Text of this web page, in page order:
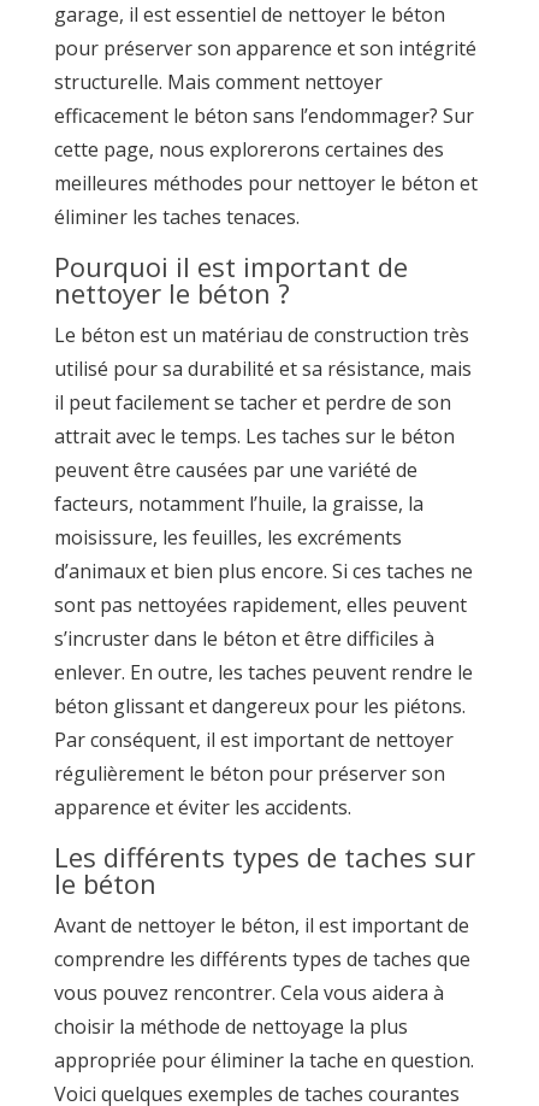
garage, il est essentiel de nettoyer le béton
pour préserver son apparence et son intégrité
structurelle. Mais comment nettoyer
efficacement le béton sans l’endommager? Sur
cette page, nous explorerons certaines des
meilleures méthodes pour nettoyer le béton et
éliminer les taches tenaces.
Pourquoi il est important de
nettoyer le béton ?
Le béton est un matériau de construction très
utilisé pour sa durabilité et sa résistance, mais
il peut facilement se tacher et perdre de son
attrait avec le temps. Les taches sur le béton
peuvent être causées par une variété de
facteurs, notamment l’huile, la graisse, la
moisissure, les feuilles, les excréments
d’animaux et bien plus encore. Si ces taches ne
sont pas nettoyées rapidement, elles peuvent
s’incruster dans le béton et être difficiles à
enlever. En outre, les taches peuvent rendre le
béton glissant et dangereux pour les piétons.
Par conséquent, il est important de nettoyer
régulièrement le béton pour préserver son
apparence et éviter les accidents.
Les différents types de taches sur
le béton
Avant de nettoyer le béton, il est important de
comprendre les différents types de taches que
vous pouvez rencontrer. Cela vous aidera à
choisir la méthode de nettoyage la plus
appropriée pour éliminer la tache en question.
Voici quelques exemples de taches courantes